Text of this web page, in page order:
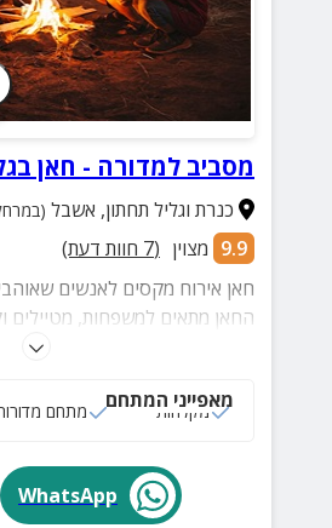
מסביב למדורה - חאן
כנרת וגליל תחתון, אשבל (במרחק
9.9 מצוין (
7 חוות דעת)
חאן אירוח מקסים לאנשים
החאן מתאים למשפחות, מטיילים
תמצאו מטבח משותף מאובזר,
חינוכי ועוד
מאפייני המתחם
מקלחות מתחם
WhatsApp